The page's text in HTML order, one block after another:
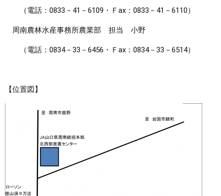
（電話：0833－41－6109・Ｆax：0833－41－6110）
周南農林水産事務所農業部 担当 小野
（電話：0834－33－6456・Ｆax：0834－33－6514）
【位置図】